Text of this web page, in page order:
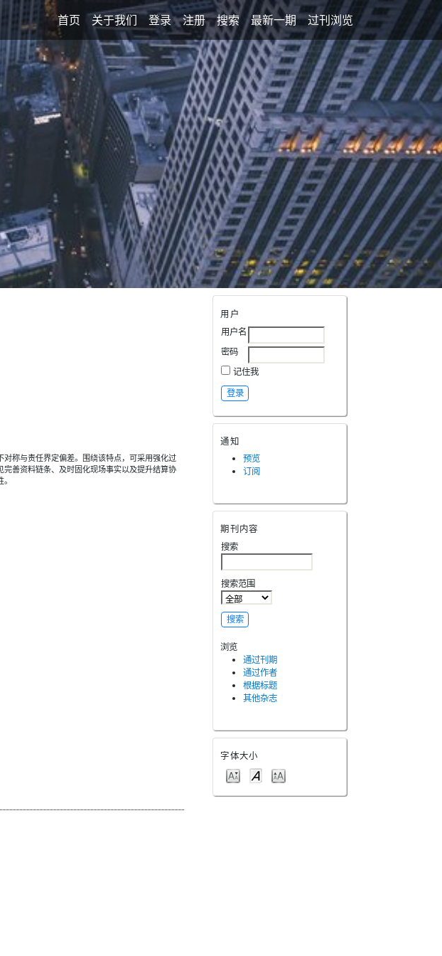
首页 关于我们 登录 注册 搜索 最新一期 过刊浏览
用户
用户名
密码
记住我
通知
预览
订阅
期刊内容
搜索
搜索范围
浏览
通过刊期
通过作者
根据标题
其他杂志
字体大小
称与责任界定偏差。围绕该特点，可采用强化过
善资料链条、及时固化现场事实以及提升结算协